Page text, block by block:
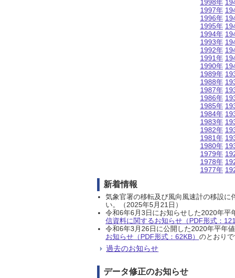
1998年
1997年
1996年
1995年
1994年
1993年
1992年
1991年
1990年
1989年
1988年
1987年
1986年
1985年
1984年
1983年
1982年
1981年
1980年
1979年
1978年
1977年
新着情報
気象官署の移転及び風向風速計の移設
い。（2025年5月21日）
令和6年6月3日にお知らせした2020年平
信資料に関するお知らせ（PDF形式：
令和6年3月26日に公開した2020年平年
お知らせ（PDF形式：62KB） のとおりで
過去のお知らせ
データ修正のお知らせ